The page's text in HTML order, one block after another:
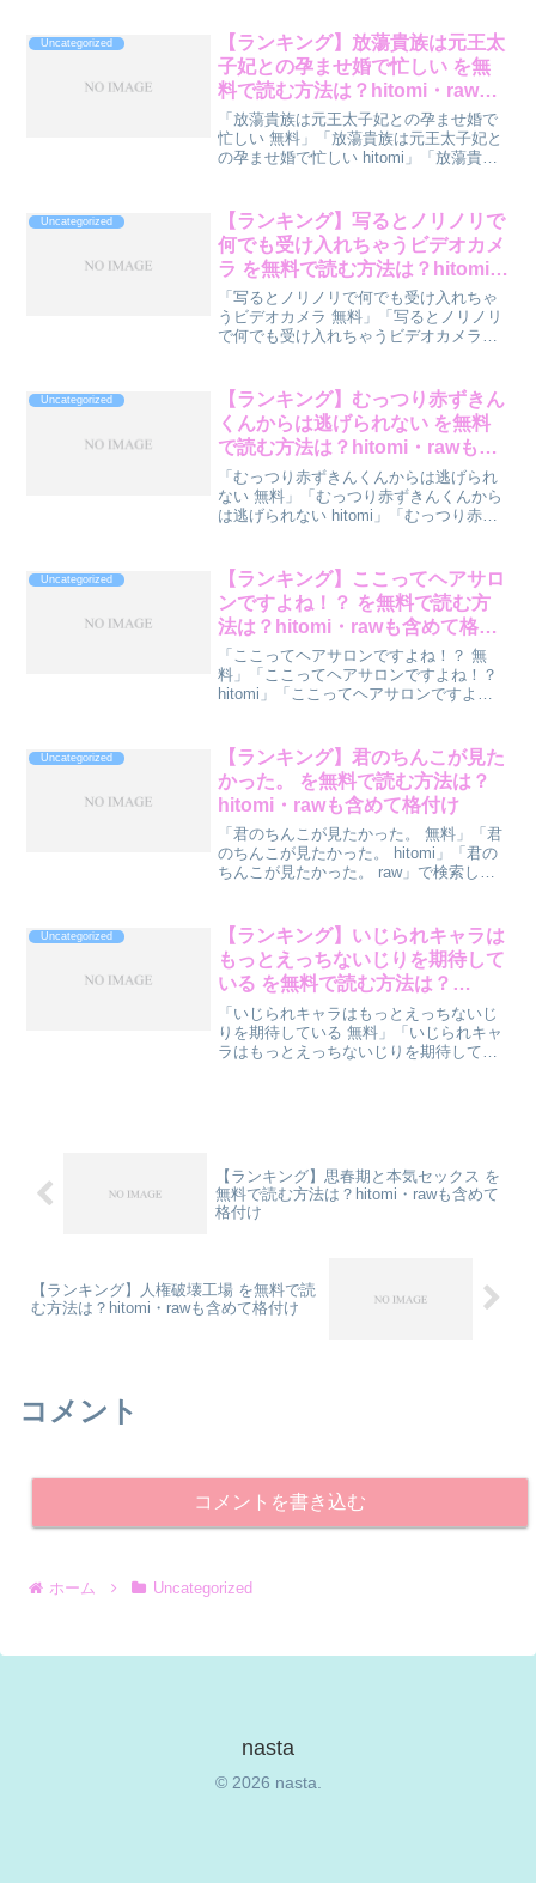
Uncategorized
【ランキング】放蕩貴族は元王太
子妃との孕ませ婚で忙しい を無
料で読む方法は？hitomi・rawも
含めて格付け
「放蕩貴族は元王太子妃との孕ませ婚で
忙しい 無料」「放蕩貴族は元王太子妃と
の孕ませ婚で忙しい hitomi」「放蕩貴族
族は元王太子妃との孕ませ婚で忙しい』
を読む方法を...
Uncategorized
【ランキング】写るとノリノリで
何でも受け入れちゃうビデオカメ
ラ を無料で読む方法は？hitomi・
rawも含めて格付け
「写るとノリノリで何でも受け入れちゃ
うビデオカメラ 無料」「写るとノリノリ
で何でも受け入れちゃうビデオカメラ
いるあなたへ。『写るとノリノリで何で
も受け入れ...
Uncategorized
【ランキング】むっつり赤ずきん
くんからは逃げられない を無料
で読む方法は？hitomi・rawも含
めて格付け
「むっつり赤ずきんくんからは逃げられ
ない 無料」「むっつり赤ずきんくんから
は逃げられない hitomi」「むっつり赤ず
んくんからは逃げられない』を読む方法
をランキン...
Uncategorized
【ランキング】ここってヘアサロ
ンですよね！？ を無料で読む方
法は？hitomi・rawも含めて格付
け
「ここってヘアサロンですよね！？ 無
料」「ここってヘアサロンですよね！？
hitomi」「ここってヘアサロンですよ
読む方法をランキング形式で診断してみ
ました。先に結...
Uncategorized
【ランキング】君のちんこが見た
かった。 を無料で読む方法は？
hitomi・rawも含めて格付け
「君のちんこが見たかった。 無料」「君
のちんこが見たかった。 hitomi」「君の
ちんこが見たかった。 raw」で検索して
断してみました。先に結論ランキングを
どうぞ。順...
Uncategorized
【ランキング】いじられキャラは
もっとえっちないじりを期待して
いる を無料で読む方法は？
hitomi・rawも含めて格付け
「いじられキャラはもっとえっちないじ
りを期待している 無料」「いじられキャ
ラはもっとえっちないじりを期待してい
【ランキング】思春期と本気セックス を
無料で読む方法は？hitomi・rawも含めて
格付け
【ランキング】人権破壊工場 を無料で読
む方法は？hitomi・rawも含めて格付け
コメント
コメントを書き込む
ホーム Uncategorized
nasta
© 2026 nasta.